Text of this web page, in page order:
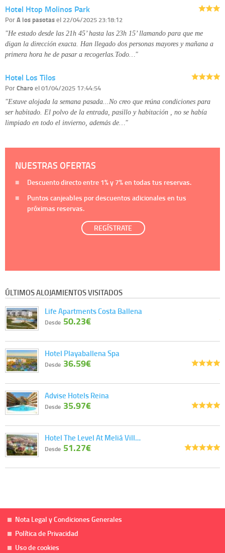
Hotel Htop Molinos Park
PorA los pasotasel 22/04/2025 23:18:12
"He estado desde las 21h 45’ hasta las 23h 15’ llamando para que me
digan la dirección exacta. Han llegado dos personas mayores y mañana a
primera hora he de pasar a recogerlas.Todo…"
Hotel Los Tilos
PorCharoel 01/04/2025 17:44:54
"Estuve alojada la semana pasada...No creo que reúna condiciones para
ser habitado. El polvo de la entrada, pasillo y habitación , no se había
limpiado en todo el invierno, además de…"
NUESTRAS OFERTAS
Descuento directo entre 1%y 7%en todas tus reservas.
Puntos canjeables por descuentos adicionales en tus
próximas reservas.
REGÍSTRATE
ÚLTIMOS ALOJAMIENTOS VISITADOS
Life Apartments Costa Ballena
Desde 50.23€
Hotel Playaballena Spa
Desde 36.59€
Advise Hotels Reina
Desde 35.97€
Hotel The Level At Meliá Vill…
Desde 51.27€
Nota Legal y Condiciones Generales
Política de Privacidad
Uso de cookies